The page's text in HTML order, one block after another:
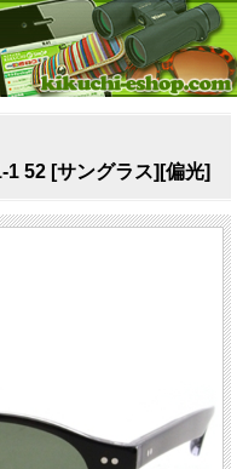
52 [サングラス][偏光]